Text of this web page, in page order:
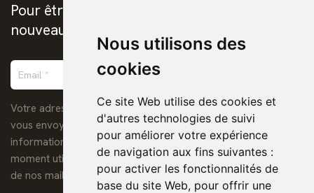
Nous utilisons des
cookies
Ce site Web utilise des cookies et
d'autres technologies de suivi
pour améliorer votre expérience
de navigation aux fins suivantes :
pour activer les fonctionnalités de
base du site Web, pour offrir une
Pour être prévenus de la publication des
nouveaux ebooks chrétiens
Votre adresse de messagerie est uniquement utilisée pour
vous envoyer notre lettre d'information ainsi que des
informations concernant nos activités. Vous pouvez à tout
moment utiliser le lien de désabonnement intégré dans chacun
de nos mails.